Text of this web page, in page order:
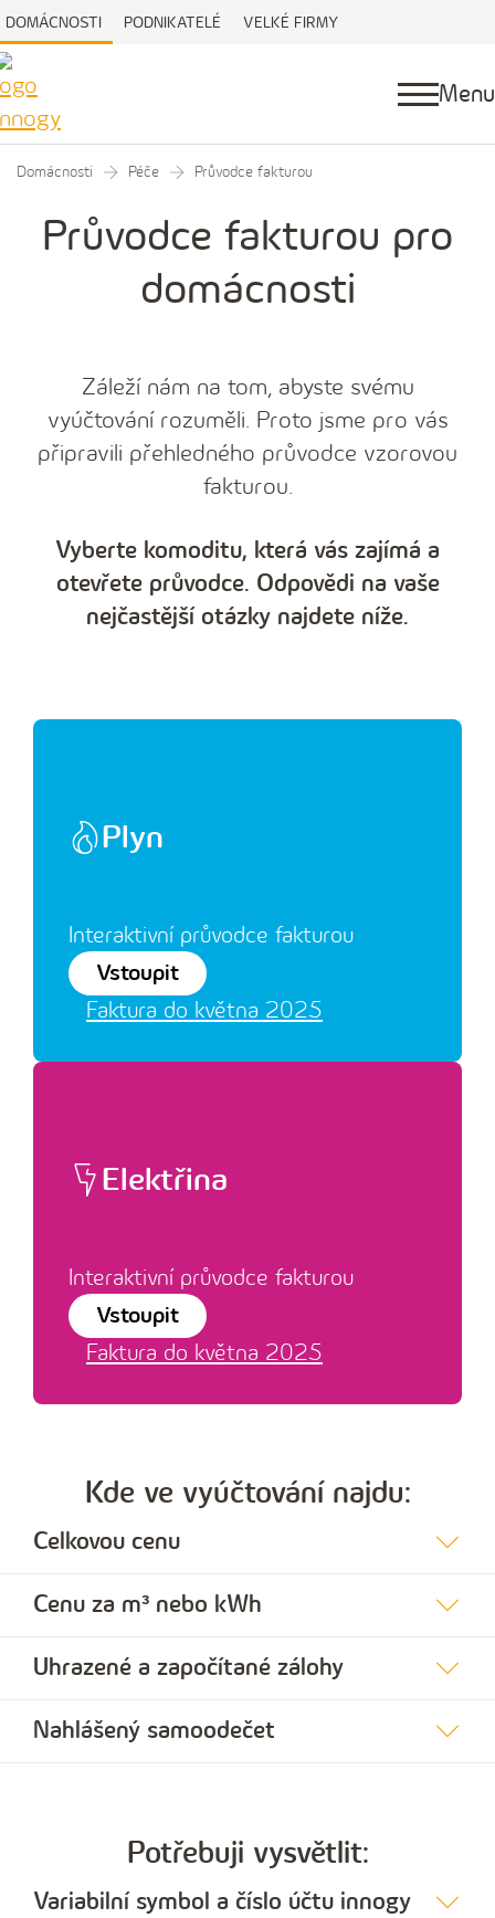
DOMÁCNOSTI PODNIKATELÉ VELKÉ FIRMY
Menu
Domácnosti Péče Průvodce fakturou
Průvodce fakturou pro
domácnosti
Záleží nám na tom, abyste svému
vyúčtování rozuměli. Proto jsme pro vás
připravili přehledného průvodce vzorovou
fakturou.
Vyberte komoditu, která vás zajímá a
otevřete průvodce. Odpovědi na vaše
nejčastější otázky najdete níže.
Plyn
Interaktivní průvodce fakturou
Vstoupit
Faktura do května 2025
Elektřina
Interaktivní průvodce fakturou
Vstoupit
Faktura do května 2025
Kde ve vyúčtování najdu:
Celkovou cenu
Cenu za m³ nebo kWh
Uhrazené a započítané zálohy
Nahlášený samoodečet
Potřebuji vysvětlit:
Variabilní symbol a číslo účtu innogy